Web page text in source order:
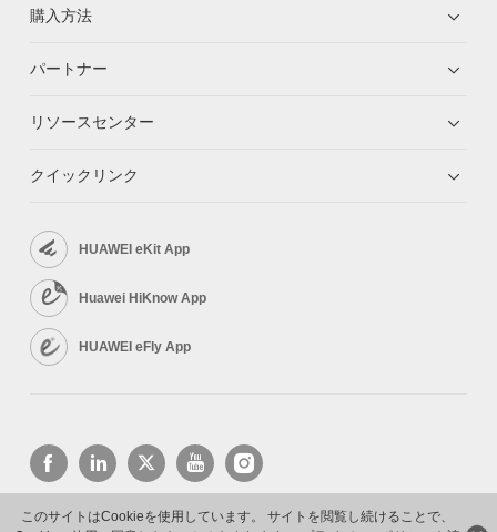
このサイトはCookieを使用しています。 サイトを閲覧し続けることで、
購入方法
パートナー
リソースセンター
クイックリンク
HUAWEI eKit App
Huawei HiKnow App
HUAWEI eFly App